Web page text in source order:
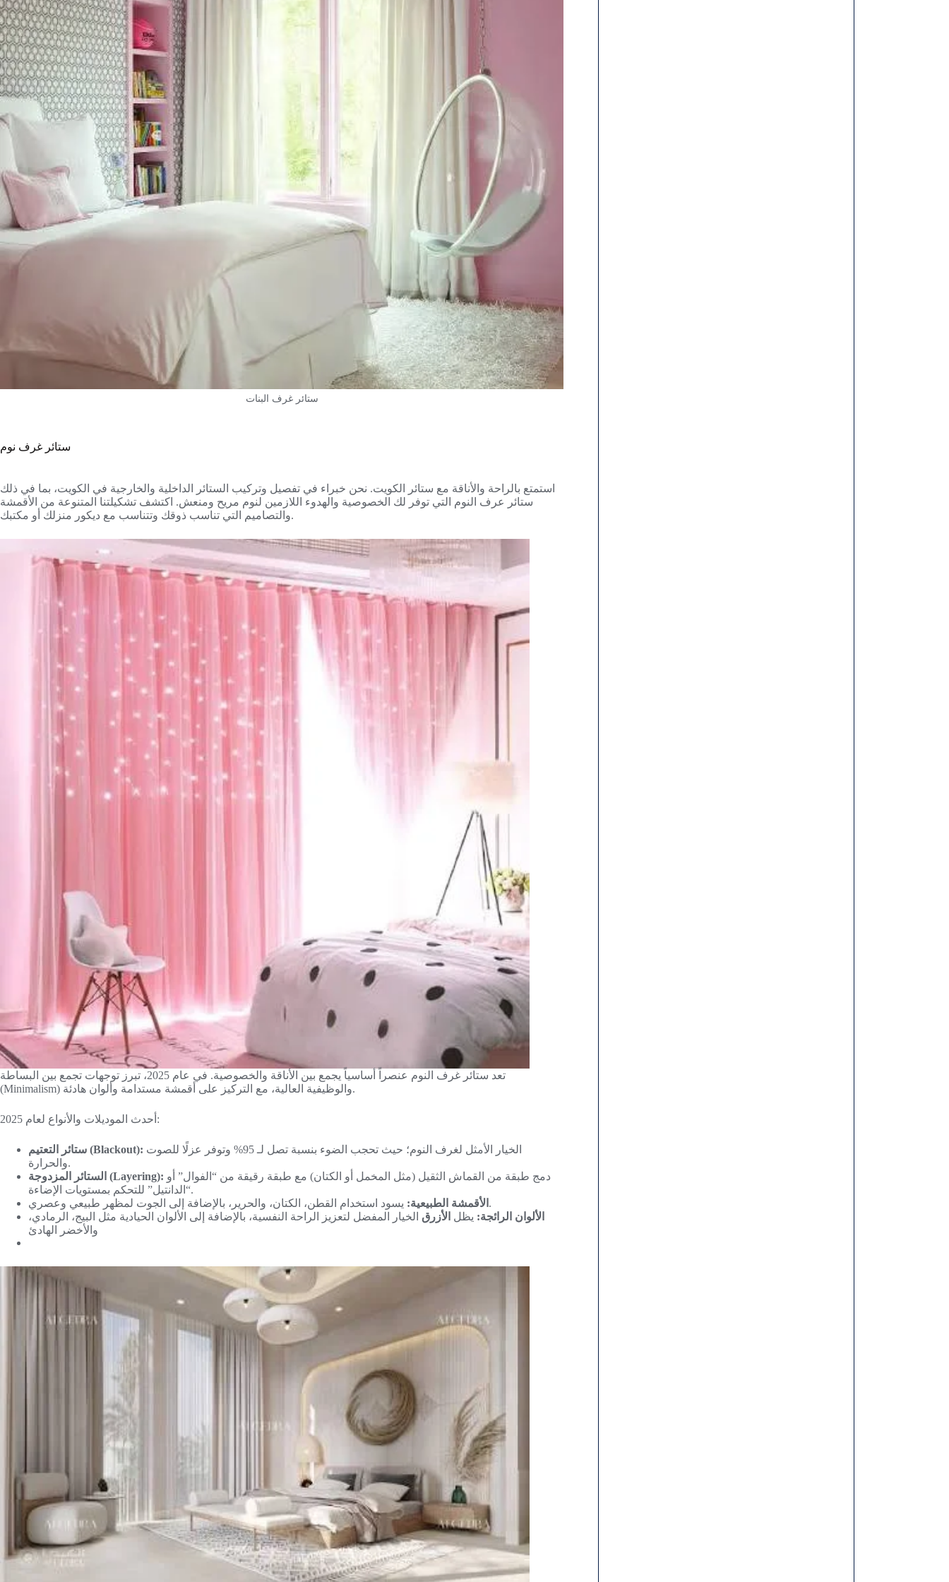
ستائر غرف البنات
ستائر غرف نوم
استمتع بالراحة والأناقة مع ستائر الكويت. نحن خبراء في تفصيل وتركيب الستائر الداخلية والخارجية في الكويت، بما في ذلك
ستائر عرف النوم التي توفر لك الخصوصية والهدوء اللازمين لنوم مريح ومنعش. اكتشف تشكيلتنا المتنوعة من الأقمشة
والتصاميم التي تناسب ذوقك وتتناسب مع ديكور منزلك أو مكتبك.
تعد ستائر غرف النوم عنصراً أساسياً يجمع بين الأناقة والخصوصية. في عام 2025، تبرز توجهات تجمع بين البساطة
(Minimalism) والوظيفية العالية، مع التركيز على أقمشة مستدامة وألوان هادئة.
أحدث الموديلات والأنواع لعام 2025:
ستائر التعتيم (Blackout):
والحرارة.
الستائر المزدوجة (Layering):
“الدانتيل” للتحكم بمستويات الإضاءة.
الأقمشة الطبيعية: يسود استخدام القطن، الكتان، والحرير، بالإضافة إلى الجوت لمظهر طبيعي وعصري.
الألوان الرائجة: يظل الأزرق الخيار المفضل لتعزيز الراحة النفسية، بالإضافة إلى الألوان الحيادية مثل البيج، الرمادي،
والأخضر الهادئ